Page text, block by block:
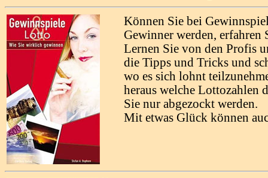
Können Sie bei
Gewinner werden, erfahren
Lernen Sie von den Profis
die Tipps und Tricks und
wo es sich lohnt
heraus welche Lottozahlen
Sie nur abgezockt werden.
Mit etwas Glück können